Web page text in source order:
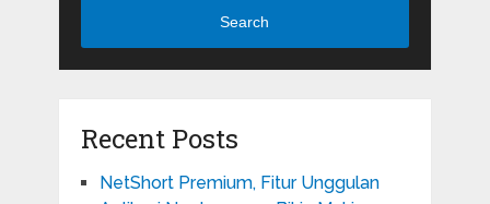
Search
Recent Posts
NetShort Premium, Fitur Unggulan